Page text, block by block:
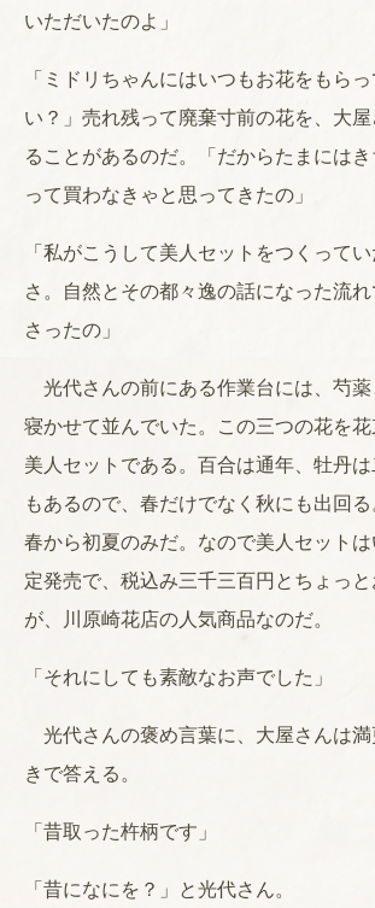
いただいたのよ」
「ミドリちゃんにはいつもお花をもら
い？」売れ残って廃棄寸前の花を、大
ることがあるのだ。「だからたまには
って買わなきゃと思ってきたの」
「私がこうして美人セットをつくって
さ。自然とその都々逸の話になった流
さったの」
光代さんの前にある作業台には、芍
寝かせて並んでいた。この三つの花を花
美人セットである。百合は通年、牡丹
もあるので、春だけでなく秋にも出回
春から初夏のみだ。なので美人セット
定発売で、税込み三千三百円とちょっ
が、川原崎花店の人気商品なのだ。
「それにしても素敵なお声でした」
光代さんの褒め言葉に、大屋さんは
きで答える。
「昔取った杵柄です」
「昔になにを？」と光代さん。